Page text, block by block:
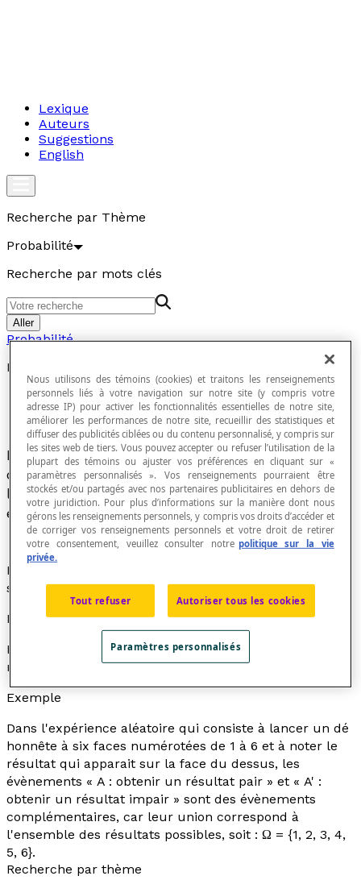
Lexique
Auteurs
Suggestions
English
Recherche par Thème
Probabilité
Recherche par mots clés
Aller
Probabilité
Évènements complémentaires
Évènements qui ne possèdent pas d'éléments
communs et tels que leur réunion corresponde à
l'
ensemble de tous les résultats possiblesd'une
expérience aléatoire.
L'expression
synonyme d'évènements contraires.
Notation
L'évènement complémentaire d'un évènement E est
noté E'. On a ainsi E ∪ E' = Ω.
Exemple
Dans l'expérience aléatoire qui consiste à lancer un dé
honnête à six faces numérotées de 1 à 6 et à noter le
résultat qui apparait sur la face du dessus, les
évènements « A : obtenir un résultat pair » et « A' :
obtenir un résultat impair » sont des évènements
complémentaires, car leur union correspond à
l'ensemble des résultats possibles, soit : Ω = {1, 2, 3, 4,
5, 6}.
Recherche par thème
Nous utilisons des témoins (cookies) et traitons les renseignements
personnels liés à votre navigation sur notre site (y compris votre
adresse IP) pour activer les fonctionnalités essentielles de notre site,
améliorer les performances de notre site, recueillir des statistiques et
diffuser des publicités ciblées ou du contenu personnalisé, y compris sur
les sites web de tiers. Vous pouvez accepter ou refuser l’utilisation de la
plupart des témoins ou ajuster vos préférences en cliquant sur «
paramètres personnalisés ». Vos renseignements pourraient être
stockés et/ou partagés avec nos partenaires publicitaires en dehors de
votre juridiction. Pour plus d’informations sur la manière dont nous
gérons les renseignements personnels, y compris vos droits d’accéder et
de corriger vos renseignements personnels et votre droit de retirer
votre consentement, veuillez consulter notre politique sur la vie
privée.
Tout refuser Autoriser tous les cookies
Paramètres personnalisés